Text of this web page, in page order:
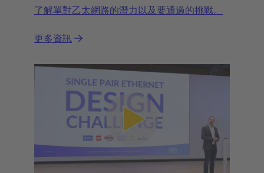
了解單對乙太網路的潛力以及要通過的挑戰。
更多資訊